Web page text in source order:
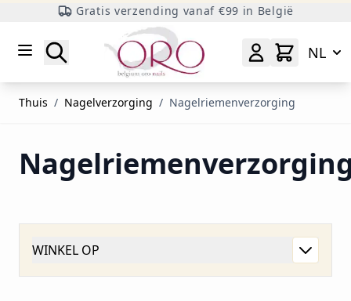
Gratis verzending vanaf €99 in België
Zoeken
NL
Thuis / Nagelverzorging / Nagelriemenverzorging
WINKEL OP